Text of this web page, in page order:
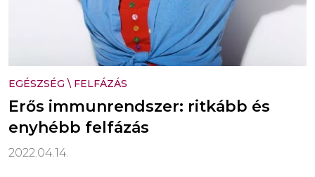
EGÉSZSÉG \ FELFÁZÁS
Erős immunrendszer: ritkább és
enyhébb felfázás
2022.04.14.